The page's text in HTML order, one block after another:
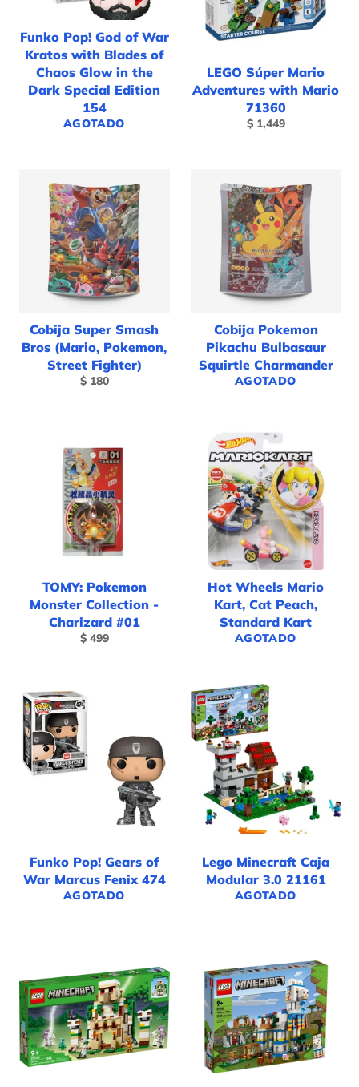
Funko Pop! God of War
Kratos with Blades of
Chaos Glow in the
Dark Special Edition
154
AGOTADO
LEGO Súper Mario
Adventures with Mario
71360
Precio
$ 1,449
Cobija Super Smash
Bros (Mario, Pokemon,
Street Fighter)
Precio
$ 180
Cobija Pokemon
Pikachu Bulbasaur
Squirtle Charmander
AGOTADO
TOMY: Pokemon
Monster Collection -
Charizard #01
Precio
$ 499
Hot Wheels Mario
Kart, Cat Peach,
Standard Kart
AGOTADO
Funko Pop! Gears of
War Marcus Fenix 474
AGOTADO
Lego Minecraft Caja
Modular 3.0 21161
AGOTADO